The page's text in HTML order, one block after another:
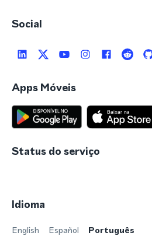
Social
Apps Móveis
Status do serviço
Idioma
English Español Português